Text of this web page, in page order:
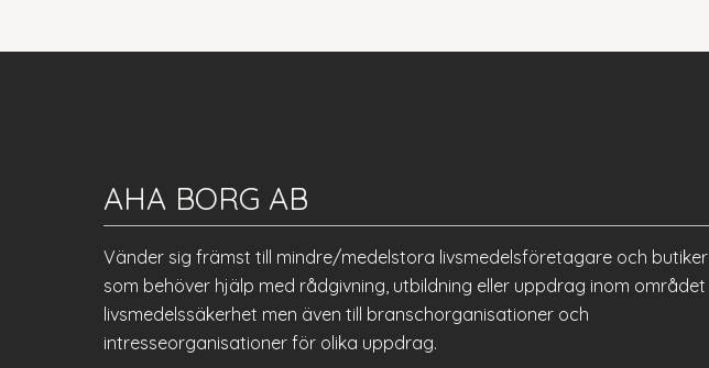
AHA BORG AB
Vänder sig främst till mindre/medelstora livsmedelsföretagare och butiker
som behöver hjälp med rådgivning, utbildning eller uppdrag inom området
livsmedelssäkerhet men även till branschorganisationer och
intresseorganisationer för olika uppdrag.